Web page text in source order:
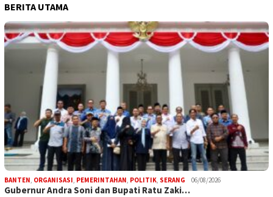
BERITA UTAMA
BANTEN, ORGANISASI, PEMERINTAHAN, POLITIK, SERANG 06/08/2026
Gubernur Andra Soni dan Bupati Ratu Zaki…